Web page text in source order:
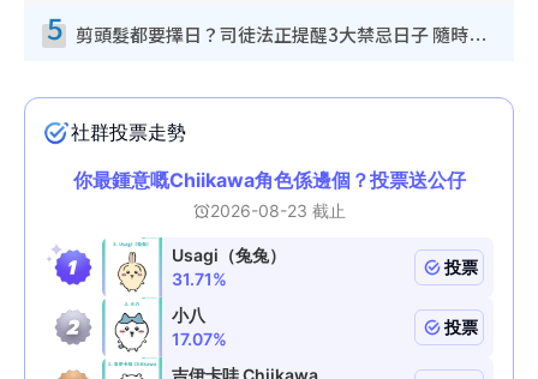
5 剪頭髮都要擇日？司徒法正提醒3大禁忌日子 隨時剪走財運！呢日剪髮恐「剪壽命」？